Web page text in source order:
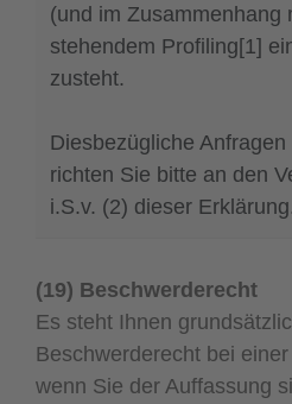
(und im Zusammenhang
stehendem Profiling[1]
zusteht.
Diesbezügliche
richten Sie bitte an den
i.S.v. (2) dieser
(19) Beschwerderecht
Es steht Ihnen
Beschwerderecht bei
wenn Sie der Auffassung